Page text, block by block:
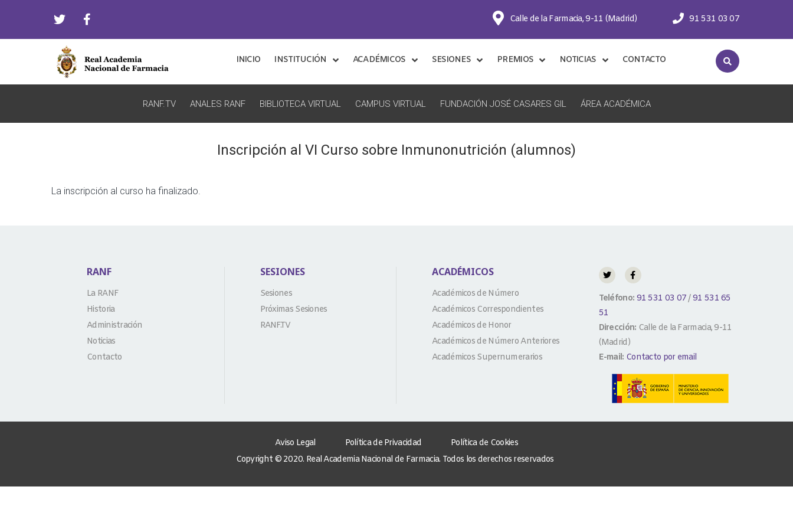
Calle de la Farmacia, 9-11 (Madrid) 91 531 03 07
INICIO INSTITUCIÓN ACADÉMICOS SESIONES PREMIOS NOTICIAS CONTACTO
RANF.TV ANALES RANF BIBLIOTECA VIRTUAL CAMPUS VIRTUAL FUNDACIÓN JOSÉ CASARES GIL ÁREA ACADÉMICA
Inscripción al VI Curso sobre Inmunonutrición (alumnos)
La inscripción al curso ha finalizado.
RANF
La RANF
Historia
Administración
Noticias
Contacto
SESIONES
Sesiones
Próximas Sesiones
RANF.TV
ACADÉMICOS
Académicos de Número
Académicos Correspondientes
Académicos de Honor
Académicos de Número Anteriores
Académicos Supernumerarios
Teléfono: 91 531 03 07/91 531 65
51
Dirección: Calle de la Farmacia, 9-11
(Madrid)
E-mail: Contacto por email
Aviso Legal Política de Privacidad
Política de Cookies
Copyright © 2020. Real Academia Nacional de Farmacia. Todos los derechos reservados